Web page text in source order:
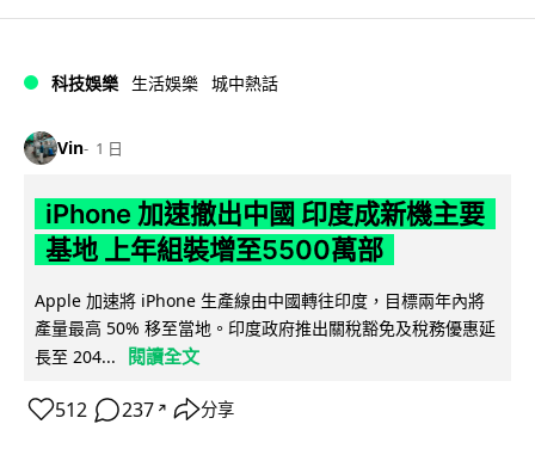
科技娛樂 生活娛樂 城中熱話
Vin 1 日
iPhone 加速撤出中國 印度成新機主要
基地 上年組裝增至5500萬部
Apple 加速將 iPhone 生產線由中國轉往印度，目標兩年內將
產量最高 50% 移至當地。印度政府推出關稅豁免及稅務優惠延
長至 204...
閱讀全文
512 237 ↗ 分享